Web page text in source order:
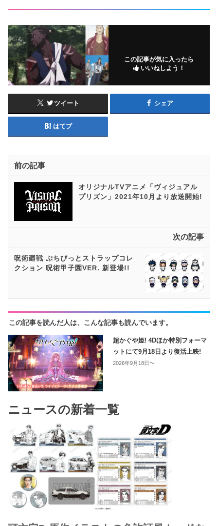
この記事が気に入ったら
いいねしよう！
ツイート シェア
はてブ
前の記事
オリジナルTVアニメ「ヴィジュアル
プリズン」2021年10月より放送開始!
次の記事
呪術廻戦 ぷちびっとストラップコレ
クション 呪術甲子園VER. 新登場!!
この記事を読んだ人は、こんな記事も読んでいます。
超かぐや姫! 4Dほか特別フォーマ
ットにて9月18日より復活上映!
2026年9月18日〜
ニュースの新着一覧